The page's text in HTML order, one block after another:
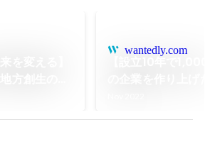
wantedly.com